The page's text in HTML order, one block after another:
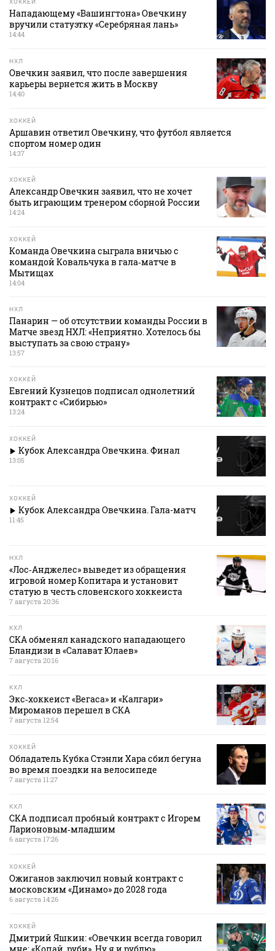
ХОККЕЙ
Нападающему «Вашингтона» Овечкину
вручили статуэтку «Серебряная лань»
14:44
НХЛ
Овечкин заявил, что после завершения
карьеры вернется жить в Москву
14:40
ХОККЕЙ
Аршавин ответил Овечкину, что футбол является
спортом номер один
14:37
ХОККЕЙ
Александр Овечкин заявил, что не хочет
быть играющим тренером сборной России
14:24
ХОККЕЙ
Команда Овечкина сыграла вничью с
командой Ковальчука в гала‑матче в
Мытищах
14:04
НХЛ
Панарин — об отсутствии команды России в
Матче звезд НХЛ: «Неприятно. Хотелось бы
выступать за свою страну»
13:57
ХОККЕЙ
Евгений Кузнецов подписал однолетний
контракт с «Сибирью»
13:24
ХОККЕЙ
Кубок Александра Овечкина. Финал
13:05
ХОККЕЙ
Кубок Александра Овечкина. Гала-матч
11:45
НХЛ
«Лос‑Анджелес» выведет из обращения
игровой номер Копитара и установит
статую в честь словенского хоккеиста
7 августа 20:36
КХЛ
СКА обменял канадского нападающего
Бландизи в «Салават Юлаев»
7 августа 20:16
КХЛ
Экс‑хоккеист «Вегаса» и «Калгари»
Мироманов перешел в СКА
7 августа 12:54
ХОККЕЙ
Обладатель Кубка Стэнли Хара сбил бегуна
во время поездки на велосипеде
7 августа 11:27
КХЛ
СКА подписал пробный контракт с Игорем
Ларионовым‑младшим
6 августа 17:26
ХОККЕЙ
Ожиганов заключил новый контракт с
московским «Динамо» до 2028 года
6 августа 14:26
ХОККЕЙ
Дмитрий Яшкин: «Овечкин всегда говорил
мне: «Копай, руби». Ну я и рублю»